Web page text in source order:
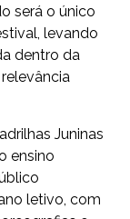
será o único
levando
dentro da
Juninas
ensino
letivo, com